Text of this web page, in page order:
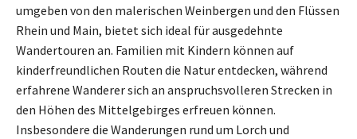
umgeben von den malerischen Weinbergen und den Flüssen
Rhein und Main, bietet sich ideal für ausgedehnte
Wandertouren an. Familien mit Kindern können auf
kinderfreundlichen Routen die Natur entdecken, während
erfahrene Wanderer sich an anspruchsvolleren Strecken in
den Höhen des Mittelgebirges erfreuen können.
Insbesondere die Wanderungen rund um Lorch und